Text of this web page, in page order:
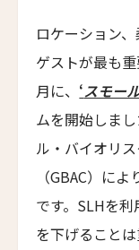
Maison Maubreuil
グランド・パ
Grand Palace Brno
アッシュダウ
ブ
Ashdown Park
アレクサンダ
パ
ロケーション
ゲストが最も
月に、 ‘スモー
ムを開始しま
ル・バイオリ
（GBAC）に
です。SLHを
を下げること